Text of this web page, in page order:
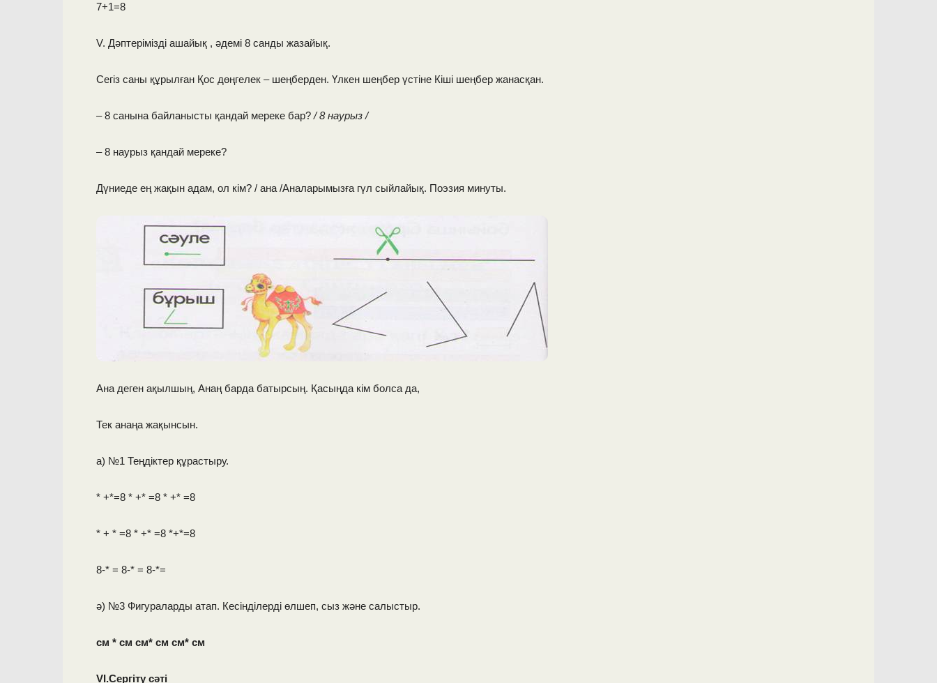
7+1=8
V. Дәптерімізді ашайық , әдемі 8 санды жазайық.
Сегіз саны құрылған Қос дөңгелек – шеңберден. Үлкен шеңбер үстіне Кіші шеңбер жанасқан.
–8 санына байланысты қандай мереке бар?/ 8 наурыз /
– 8 наурыз қандай мереке?
Дүниеде ең жақын адам, ол кім? / ана /Аналарымызға гүл сыйлайық. Поэзия минуты.
Ана деген ақылшың, Анаң барда батырсың. Қасыңда кім болса да,
Тек анаңа жақынсын.
а) №1 Теңдіктер құрастыру.
* +*=8 * +* =8 * +* =8
* + * =8 * +* =8 *+*=8
8-* = 8-* = 8-*=
ә) №3 Фигураларды атап. Кесінділерді өлшеп, сыз және салыстыр.
см * см см* см см* см
VI.Сергіту сәті